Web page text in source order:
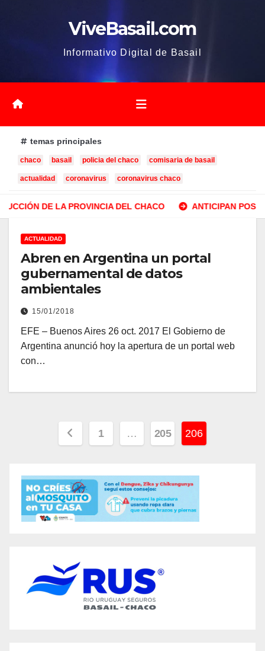
ViveBasail.com
Informativo Digital de Basail
temas principales
chaco basail policia del chaco comisaria de basail
actualidad coronavirus coronavirus chaco
DE LA PROVINCIA DEL CHACO ANTICIPAN POSIBLES
ACTUALIDAD
Abren en Argentina un portal
gubernamental de datos
ambientales
15/01/2018
EFE – Buenos Aires 26 oct. 2017 El Gobierno de
Argentina anunció hoy la apertura de un portal web
con…
Paginación
entradas
1 … 205 206